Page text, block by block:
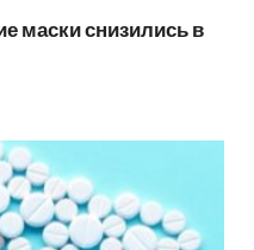
маски снизились в